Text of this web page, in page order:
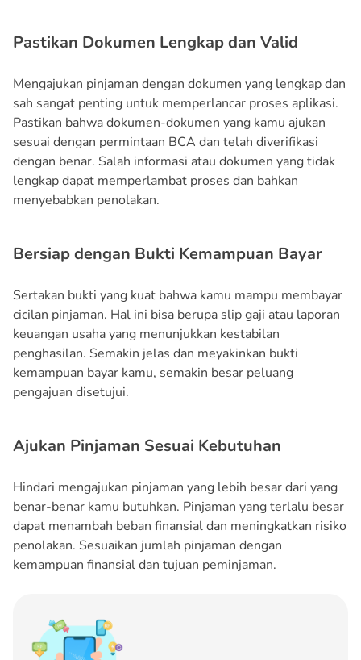
Pastikan Dokumen Lengkap dan Valid
Mengajukan pinjaman dengan dokumen yang lengkap dan
sah sangat penting untuk memperlancar proses aplikasi.
Pastikan bahwa dokumen-dokumen yang kamu ajukan
sesuai dengan permintaan BCA dan telah diverifikasi
dengan benar. Salah informasi atau dokumen yang tidak
lengkap dapat memperlambat proses dan bahkan
menyebabkan penolakan.
Bersiap dengan Bukti Kemampuan Bayar
Sertakan bukti yang kuat bahwa kamu mampu membayar
cicilan pinjaman. Hal ini bisa berupa slip gaji atau laporan
keuangan usaha yang menunjukkan kestabilan
penghasilan. Semakin jelas dan meyakinkan bukti
kemampuan bayar kamu, semakin besar peluang
pengajuan disetujui.
Ajukan Pinjaman Sesuai Kebutuhan
Hindari mengajukan pinjaman yang lebih besar dari yang
benar-benar kamu butuhkan. Pinjaman yang terlalu besar
dapat menambah beban finansial dan meningkatkan risiko
penolakan. Sesuaikan jumlah pinjaman dengan
kemampuan finansial dan tujuan peminjaman.